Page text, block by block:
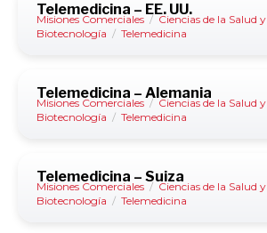
Telemedicina – EE. UU.
Misiones Comerciales / Ciencias de la Salud y
Biotecnología / Telemedicina
Telemedicina – Alemania
Misiones Comerciales / Ciencias de la Salud y
Biotecnología / Telemedicina
Telemedicina – Suiza
Misiones Comerciales / Ciencias de la Salud y
Biotecnología / Telemedicina